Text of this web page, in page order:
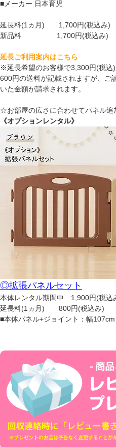
■メーカー 日本育児
延長料(1ヵ月) 1,700円(税込み)
新品料 1,700円(税込み)
延長ご利用案内はこちら
※延長希望のお客様で3,300円(税込
600円の送料が記載されますが、ご
いた金額が請求されます。
☆お部屋の広さに合わせてパネル
《オプションレンタル》
◎拡張パネルセット
本体レンタル期間中 1,900円(税込
延長料(1ヵ月) 800円(税込み)
■本体パネル+ジョイント：幅107cm